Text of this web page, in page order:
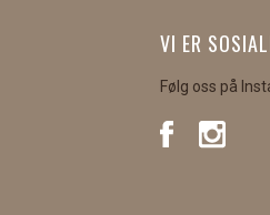
VI ER
Følg oss på